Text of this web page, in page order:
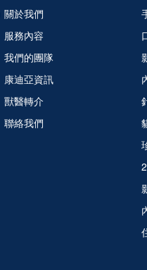
關於我們
服務內容
我們的團隊
康迪亞資訊
獸醫轉介
聯絡我們